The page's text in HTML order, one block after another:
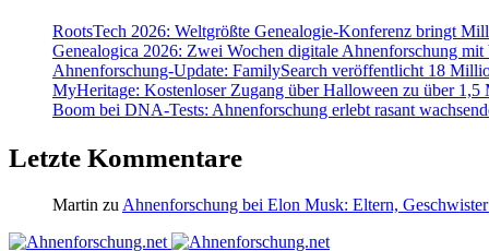
RootsTech 2026: Weltgrößte Genealogie-Konferenz bringt
Genealogica 2026: Zwei Wochen digitale Ahnenforschung mit
Ahnenforschung-Update: FamilySearch veröffentlicht 18
MyHeritage: Kostenloser Zugang über Halloween zu über 1,5
Boom bei DNA-Tests: Ahnenforschung erlebt rasant
Letzte Kommentare
Martin zu Ahnenforschung bei Elon Musk: Eltern,